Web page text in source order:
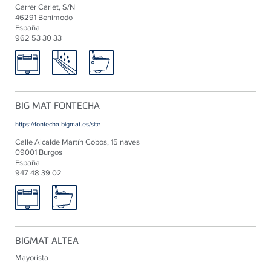
Carrer Carlet, S/N
46291 Benimodo
España
962 53 30 33
BIG MAT FONTECHA
https://fontecha.bigmat.es/site
Calle Alcalde Martín Cobos, 15 naves
09001 Burgos
España
947 48 39 02
BIGMAT ALTEA
Mayorista